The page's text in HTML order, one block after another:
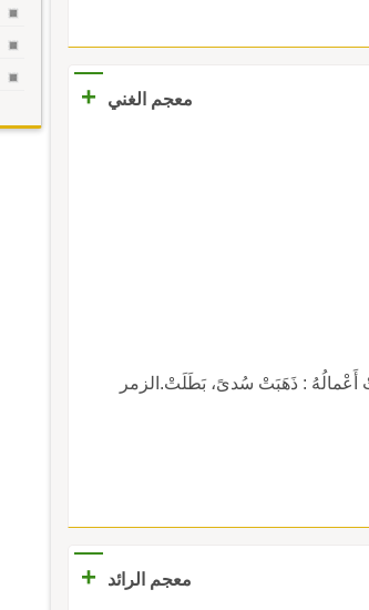
معجم الغني +
: ذَهَبَتْ سُدىً، بَطَلَتْ.الزمر
معجم الرائد +